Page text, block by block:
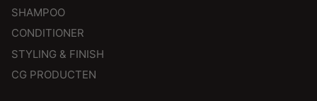
SHAMPOO
CONDITIONER
STYLING & FINISH
CG PRODUCTEN